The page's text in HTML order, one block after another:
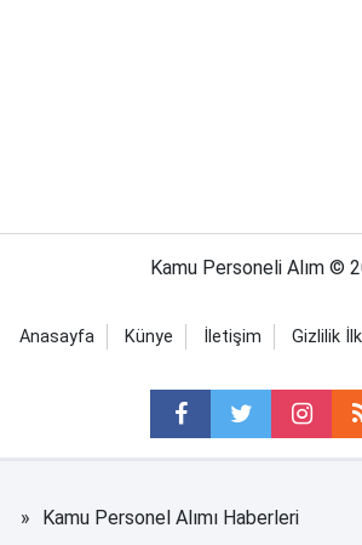
Kamu Personeli Alım ©
Anasayfa Künye İletişim Gizlilik
Kamu Personel Alımı Haberleri